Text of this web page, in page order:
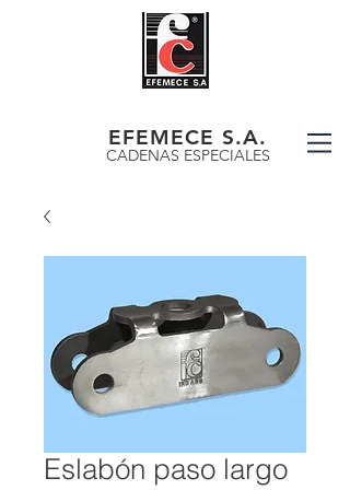
EFEMECE S.A.
CADENAS ESPECIALES
Eslabón paso largo